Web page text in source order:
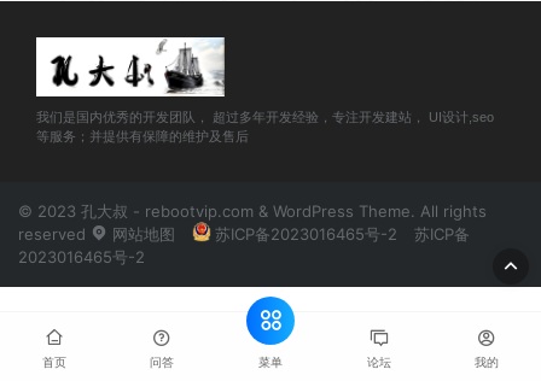
我们是国内优秀的开发团队， 超过多年开发经验，专注开发建站， UI设计,seo
等服务；并提供有保障的维护及售后
© 2023 孔大叔 - rebootvip.com & WordPress Theme. All rights
reserved
网站地图 苏ICP备2023016465号-2
苏ICP备
2023016465号-2
首页 问答 菜单 论坛 我的